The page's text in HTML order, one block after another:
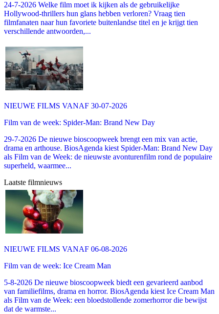
24-7-2026 Welke film moet ik kijken als de gebruikelijke
Hollywood-thrillers hun glans hebben verloren? Vraag tien
filmfanaten naar hun favoriete buitenlandse titel en je krijgt tien
verschillende antwoorden,...
NIEUWE FILMS VANAF 30-07-2026
Film van de week: Spider-Man: Brand New Day
29-7-2026 De nieuwe bioscoopweek brengt een mix van actie,
drama en arthouse. BiosAgenda kiest Spider-Man: Brand New Day
als Film van de Week: de nieuwste avonturenfilm rond de populaire
superheld, waarmee...
Laatste filmnieuws
NIEUWE FILMS VANAF 06-08-2026
Film van de week: Ice Cream Man
5-8-2026 De nieuwe bioscoopweek biedt een gevarieerd aanbod
van familiefilms, drama en horror. BiosAgenda kiest Ice Cream Man
als Film van de Week: een bloedstollende zomerhorror die bewijst
dat de warmste...